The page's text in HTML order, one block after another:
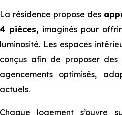
La résidence propose des
4 pièces, imaginés pour
luminosité. Les espaces
conçus afin de proposer
agencements optimisés,
actuels.
Chaque logement s’ouvre